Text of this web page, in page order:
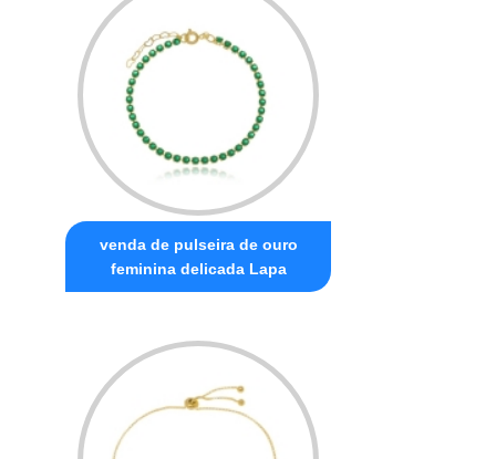
venda de pulseira de ouro
feminina delicada Lapa